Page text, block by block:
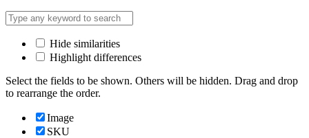
Hide similarities
Highlight differences
Select the fields to be shown. Others will be hidden. Drag and drop
to rearrange the order.
Image
SKU